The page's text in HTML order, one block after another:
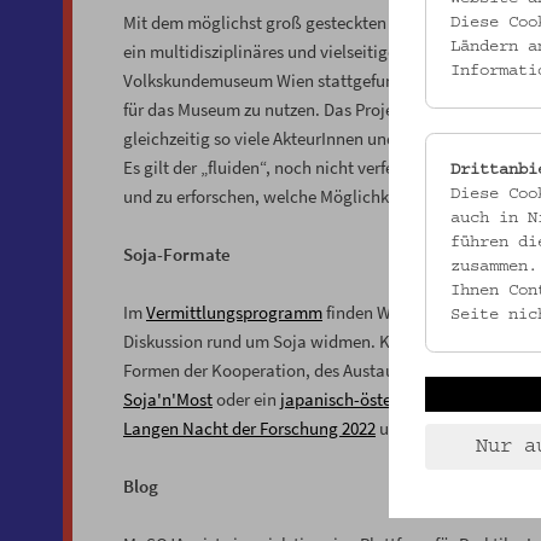
Mit dem möglichst groß gesteckten Feld „Soja“ lotet
ein multidisziplinäres und vielseitiges Symposium zum
Volkskundemuseum Wien stattgefunden hat, gilt es die
für das Museum zu nutzen. Das Projekt bietet eine
gleichzeitig so viele AkteurInnen und Bereiche des
Es gilt der „fluiden“, noch nicht verfestigten
und zu erforschen, welche Möglichkeiten der
Soja-Formate
ImVermittlungsprogrammfinden Workshops statt, die
Diskussion rund um Soja widmen. Konkrete Sojapraxis
Formen der Kooperation, des Austauschs und des
Soja'n'Mostoder ein japanisch-österreichischer Soja-
Langen Nacht der Forschung 2022 und der der
Blog
Diese
Ländern
Diese
auch in
führen
Ihnen
Seite
Nur